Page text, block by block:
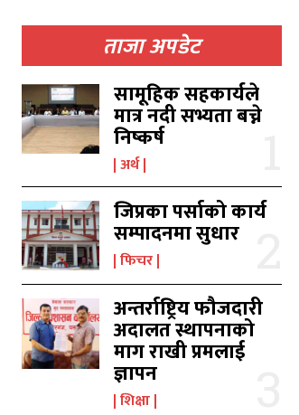
ताजा अपडेट
सामूहिक सहकार्यले
मात्र नदी सभ्यता बच्ने
निष्कर्ष
अर्थ
जिप्रका पर्साको कार्य
सम्पादनमा सुधार
फिचर
अन्तर्राष्ट्रिय फौजदारी
अदालत स्थापनाको
माग राखी प्रमलाई
ज्ञापन
शिक्षा